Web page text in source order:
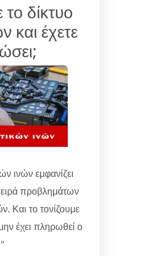
δίκτυο
και έχετε
ινών εμφανίζει
προβλημάτων
Και το τονίζουμε
έχει πληρωθεί ο